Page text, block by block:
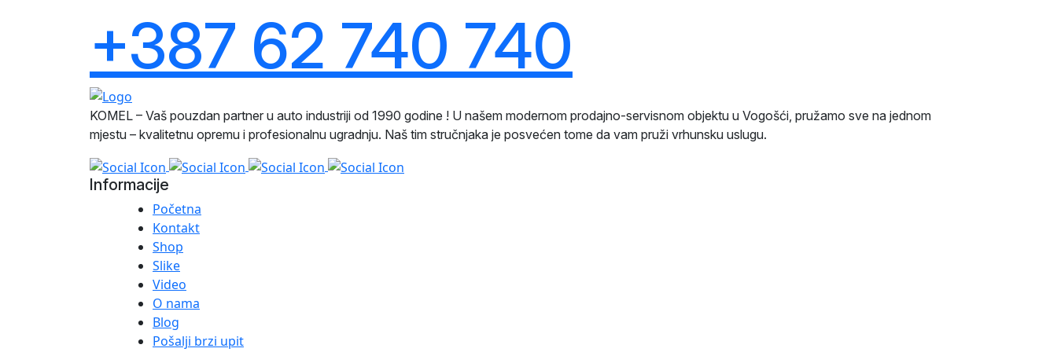
+387 62 740 740
KOMEL – Vaš pouzdan partner u auto industriji od 1990 godine ! U našem modernom prodajno-servisnom objektu u Vogošći, pružamo sve na jednom
mjestu – kvalitetnu opremu i profesionalnu ugradnju. Naš tim stručnjaka je posvećen tome da vam pruži vrhunsku uslugu.
Informacije
Početna
Kontakt
Shop
Slike
Video
O nama
Blog
Pošalji brzi upit